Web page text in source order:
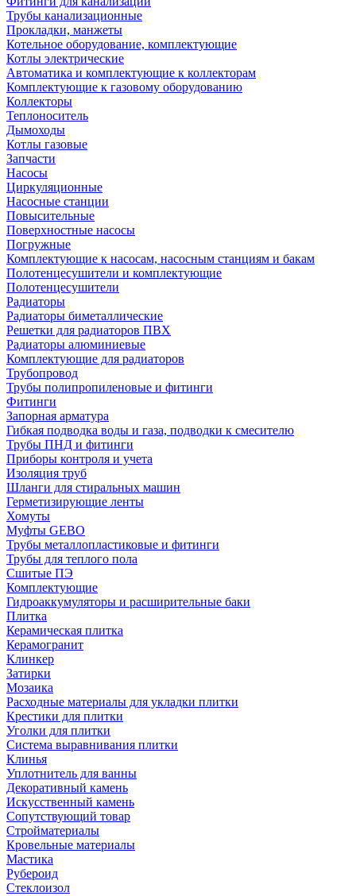
Трубы канализационные
Прокладки, манжеты
Котельное оборудование, комплектующие
Котлы электрические
Автоматика и комплектующие к коллекторам
Комплектующие к газовому оборудованию
Коллекторы
Теплоноситель
Дымоходы
Котлы газовые
Запчасти
Насосы
Циркуляционные
Насосные станции
Повысительные
Поверхностные насосы
Погружные
Комплектующие к насосам, насосным станциям и бакам
Полотенцесушители и комплектующие
Полотенцесушители
Радиаторы
Радиаторы биметаллические
Решетки для радиаторов ПВХ
Радиаторы алюминиевые
Комплектующие для радиаторов
Трубопровод
Трубы полипропиленовые и фитинги
Фитинги
Запорная арматура
Гибкая подводка воды и газа, подводки к смесителю
Трубы ПНД и фитинги
Приборы контроля и учета
Изоляция труб
Шланги для стиральных машин
Герметизирующие ленты
Хомуты
Муфты GEBO
Трубы металлопластиковые и фитинги
Трубы для теплого пола
Сшитые ПЭ
Комплектующие
Гидроаккумуляторы и расширительные баки
Плитка
Керамическая плитка
Керамогранит
Клинкер
Затирки
Мозаика
Расходные материалы для укладки плитки
Крестики для плитки
Уголки для плитки
Система выравнивания плитки
Клинья
Уплотнитель для ванны
Декоративный камень
Искусственный камень
Сопутствующий товар
Стройматериалы
Кровельные материалы
Мастика
Рубероид
Стеклоизол